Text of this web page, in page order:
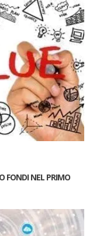
FONDI NEL PRIMO